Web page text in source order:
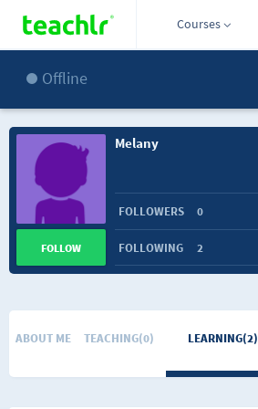
Courses
Offline
Melany
FOLLOWERS 0
FOLLOWING 2
FOLLOW
ABOUT ME TEACHING(0) LEARNING(2)